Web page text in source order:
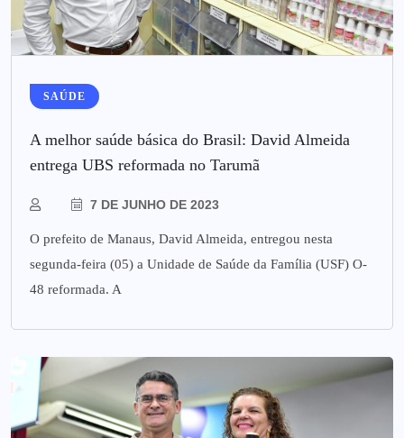
SAÚDE
A melhor saúde básica do Brasil: David Almeida
entrega UBS reformada no Tarumã
7 DE JUNHO DE 2023
O prefeito de Manaus, David Almeida, entregou nesta
segunda-feira (05) a Unidade de Saúde da Família (USF) O-
48 reformada. A